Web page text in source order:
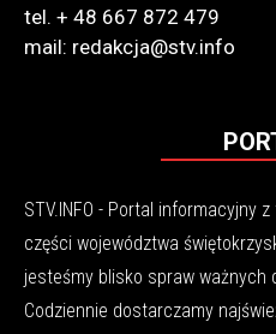
tel. + 48 667 872 479
mail: redakcja@stv.info
STV.INFO - Portal informacyjny
części województwa
jesteśmy blisko spraw ważnych
Codziennie dostarczamy